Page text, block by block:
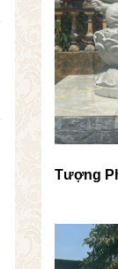
Tượng